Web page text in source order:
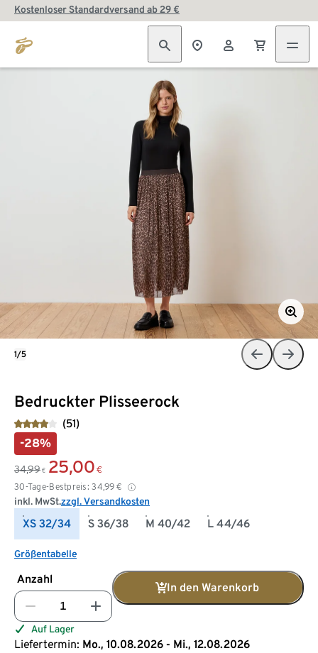
Kostenloser Standardversand ab 29 €
Bedruckter Plisseerock
(51)
-28%
34,99 € 25,00 €
30-Tage-Bestpreis: 34,99 €
inkl. MwSt.zzgl. Versandkosten
XS 32/34 S 36/38 M 40/42 L 44/46
Größentabelle
Anzahl
In den Warenkorb
Auf Lager
Liefertermin: Mo., 10.08.2026 - Mi., 12.08.2026
1/5